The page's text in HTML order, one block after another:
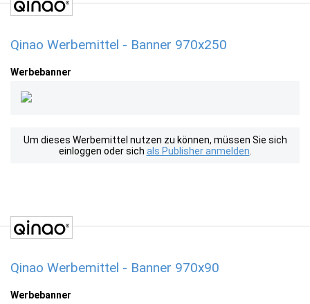
Qinao Werbemittel - Banner 970x250
Werbebanner
Um dieses Werbemittel nutzen zu können, müssen Sie sich
einloggen oder sich als Publisher anmelden
Qinao Werbemittel - Banner 970x90
Werbebanner